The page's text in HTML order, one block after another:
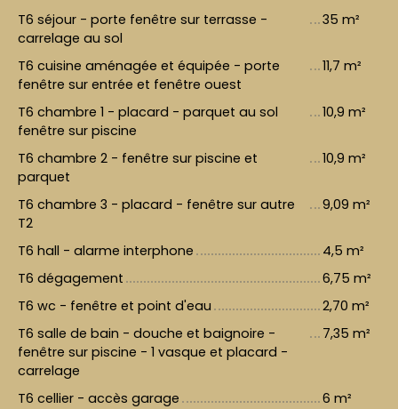
T6 séjour - porte fenêtre sur terrasse -
carrelage au sol
35 m²
T6 cuisine aménagée et équipée - porte
fenêtre sur entrée et fenêtre ouest
11,7 m²
T6 chambre 1 - placard - parquet au sol
fenêtre sur piscine
10,9 m²
T6 chambre 2 - fenêtre sur piscine et
parquet
10,9 m²
T6 chambre 3 - placard - fenêtre sur autre
T2
9,09 m²
T6 hall - alarme interphone
4,5 m²
T6 dégagement
6,75 m²
T6 wc - fenêtre et point d'eau
2,70 m²
T6 salle de bain - douche et baignoire -
fenêtre sur piscine - 1 vasque et placard -
carrelage
7,35 m²
T6 cellier - accès garage
6 m²